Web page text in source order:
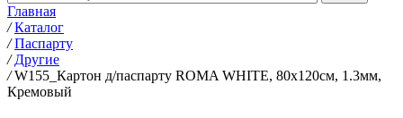
Главная
/ Каталог
/ Паспарту
/ Другие
/ W155_Картон д/паспарту ROMA WHITE, 80x120см, 1.3мм,
Кремовый